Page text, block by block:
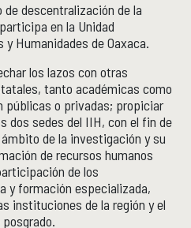
descentralización de la
en la Unidad
Humanidades de Oaxaca.
los lazos con otras
tanto académicas como
públicas o privadas; propiciar
dos sedes del IIH, con el fin de
de la investigación y su
de recursos humanos
de los
y formación especializada,
instituciones de la región y el